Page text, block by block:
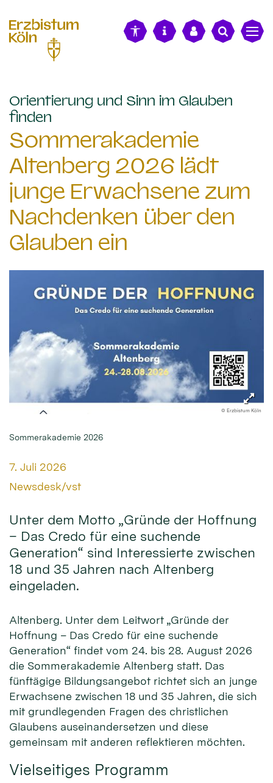
Orientierung und Sinn im Glauben
finden
Sommerakademie
Altenberg 2026 lädt
junge Erwachsene zum
Nachdenken über den
Glauben ein
© Erzbistum Köln
Sommerakademie 2026
Datum:
7. Juli 2026
Von:
Newsdesk/vst
Unter dem Motto „Gründe der Hoffnung
– Das Credo für eine suchende
Generation“ sind Interessierte zwischen
18 und 35 Jahren nach Altenberg
eingeladen.
Altenberg. Unter dem Leitwort „Gründe der
Hoffnung – Das Credo für eine suchende
Generation“ findet vom 24. bis 28. August 2026
die Sommerakademie Altenberg statt. Das
fünftägige Bildungsangebot richtet sich an junge
Erwachsene zwischen 18 und 35 Jahren, die sich
mit grundlegenden Fragen des christlichen
Glaubens auseinandersetzen und diese
gemeinsam mit anderen reflektieren möchten.
Vielseitiges Programm